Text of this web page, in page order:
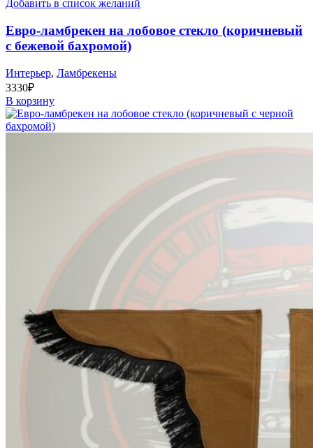
Добавить в список желаний
Евро-ламбрекен на лобовое стекло (коричневый
с бежевой бахромой)
Интерьер, Ламбрекены
3330₽
В корзину